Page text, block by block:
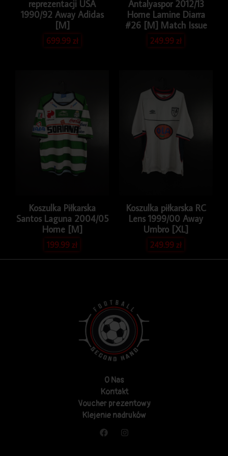
reprezentacji USA
1990/92 Away Adidas
[M]
699.99zł
Antalyaspor 2012/13
Home Lamine Diarra
#26 [M] Match Issue
249.99zł
Koszulka Piłkarska
Santos Laguna 2004/05
Home [M]
199.99zł
Koszulka piłkarska RC
Lens 1999/00 Away
Umbro [XL]
249.99zł
O Nas
Kontakt
Voucher prezentowy
Klejenie nadruków